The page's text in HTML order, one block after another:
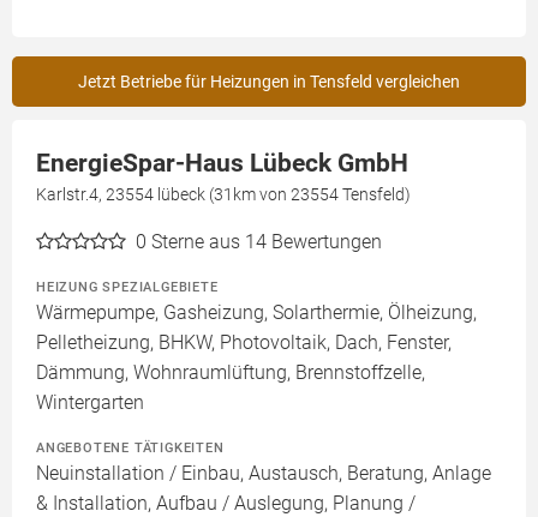
Jetzt Betriebe für Heizungen in Tensfeld vergleichen
EnergieSpar-Haus Lübeck GmbH
Karlstr.4, 23554 lübeck (31km von 23554 Tensfeld)
0 Sterne aus 14 Bewertungen
HEIZUNG SPEZIALGEBIETE
Wärmepumpe, Gasheizung, Solarthermie, Ölheizung,
Pelletheizung, BHKW, Photovoltaik, Dach, Fenster,
Dämmung, Wohnraumlüftung, Brennstoffzelle,
Wintergarten
ANGEBOTENE TÄTIGKEITEN
Neuinstallation / Einbau, Austausch, Beratung, Anlage
& Installation, Aufbau / Auslegung, Planung /